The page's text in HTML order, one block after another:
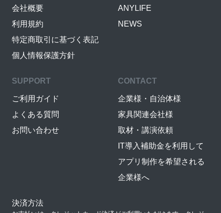
会社概要
利用規約
特定商取引に基づく表記
個人情報保護方針
ANYLIFE
NEWS
SUPPORT
ご利用ガイド
よくある質問
お問い合わせ
CONTACT
企業様・自治体様
家具関連会社様
取材・講演依頼
IT導入補助金を利用して
アプリ制作を希望される
企業様へ
決済方法